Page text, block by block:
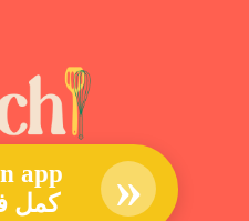
app
كمل
»